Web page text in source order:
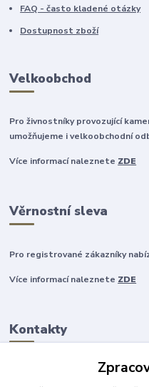
FAQ - často kladené otázky
Dostupnost zboží
Velkoobchod
Pro živnostníky provozující
umožňujeme i velkoobchodní
Více informací naleznete ZDE
Věrnostní sleva
Pro registrované zákazníky
Více informací naleznete ZDE
Kontakty